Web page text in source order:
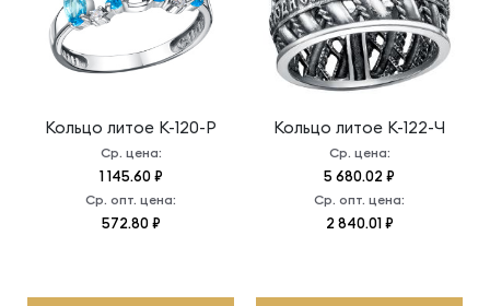
Кольцо литое К-120-Р
Ср. цена:
1 145.60 ₽
Ср. опт. цена:
572.80 ₽
Кольцо литое К-122-Ч
Ср. цена:
5 680.02 ₽
Ср. опт. цена:
2 840.01 ₽